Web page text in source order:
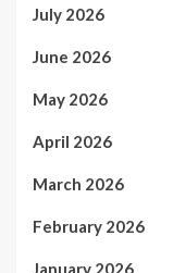
July 2026
June 2026
May 2026
April 2026
March 2026
February 2026
January 2026